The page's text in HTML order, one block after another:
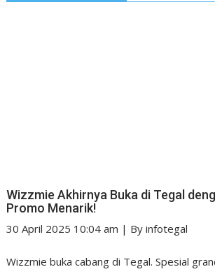
Wizzmie Akhirnya Buka di Tegal
Promo Menarik!
30 April 2025 10:04 am | Byinfotegal
Wizzmie buka cabang di Tegal. Spesial